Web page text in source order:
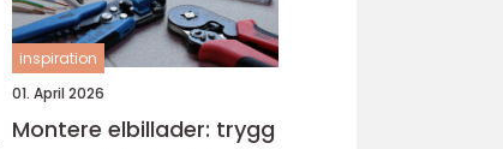
inspiration
01. April 2026
Montere elbillader: trygg